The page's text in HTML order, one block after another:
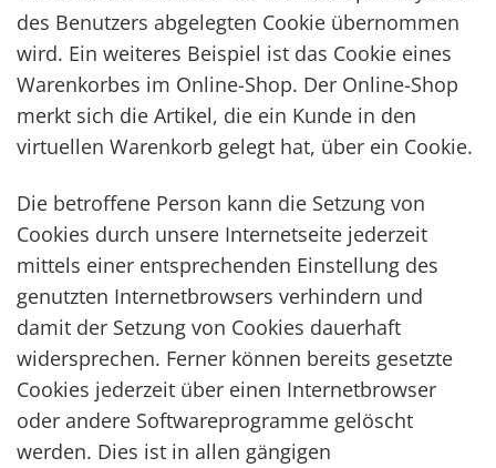
des Benutzers abgelegten Cookie übernommen
wird. Ein weiteres Beispiel ist das Cookie eines
Warenkorbes im Online-Shop. Der Online-Shop
merkt sich die Artikel, die ein Kunde in den
virtuellen Warenkorb gelegt hat, über ein Cookie.
Die betroffene Person kann die Setzung von
Cookies durch unsere Internetseite jederzeit
mittels einer entsprechenden Einstellung des
genutzten Internetbrowsers verhindern und
damit der Setzung von Cookies dauerhaft
widersprechen. Ferner können bereits gesetzte
Cookies jederzeit über einen Internetbrowser
oder andere Softwareprogramme gelöscht
werden. Dies ist in allen gängigen